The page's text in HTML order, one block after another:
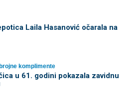
Laila Hasanović očarala na
komplimente
u 61. godini pokazala zavidnu